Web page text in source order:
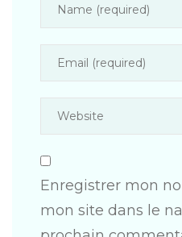
Enregistrer mon
mon site dans le